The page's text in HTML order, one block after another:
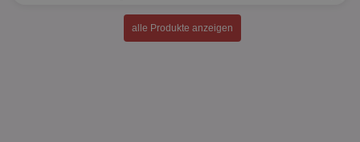
alle Produkte anzeigen